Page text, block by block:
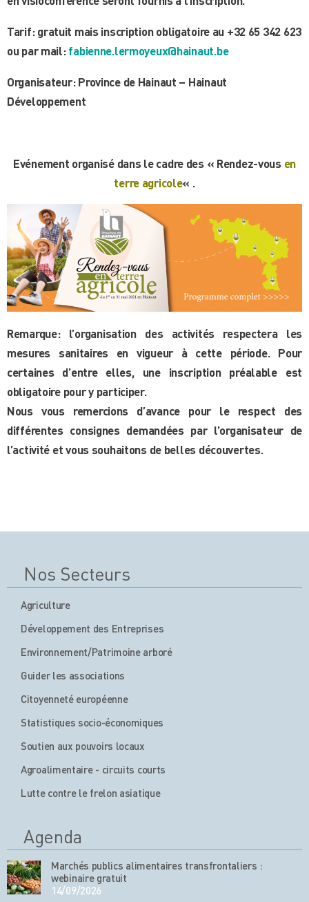
Tarif: gratuit mais inscription obligatoire au +32 65 342 623
ou par mail:fabienne.lermoyeux@hainaut.be
Organisateur: Province de Hainaut – Hainaut
Développement
Evénement organisé dans le cadre des « Rendez-vous en
terre agricole« .
Remarque: l’organisation des activités respectera les
mesures sanitaires en vigueur à cette période. Pour
certaines d’entre elles, une inscription préalable est
obligatoire pour y participer.
Nous vous remercions d’avance pour le respect des
différentes consignes demandées par l’organisateur de
l’activité et vous souhaitons de belles découvertes.
Nos Secteurs
Agriculture
Développement des Entreprises
Environnement/Patrimoine arboré
Guider les associations
Citoyenneté européenne
Statistiques socio-économiques
Soutien aux pouvoirs locaux
Agroalimentaire - circuits courts
Lutte contre le frelon asiatique
Agenda
Marchés publics alimentaires transfrontaliers :
webinaire gratuit
14/09/2026